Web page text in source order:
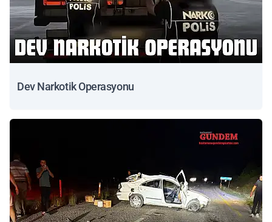
Dev Narkotik Operasyonu